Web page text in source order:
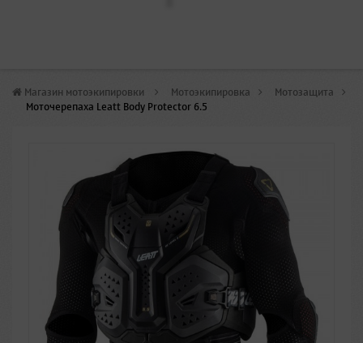
Магазин мотоэкипировки > Мотоэкипировка > Мотозащита
Моточерепаха Leatt Body Protector 6.5